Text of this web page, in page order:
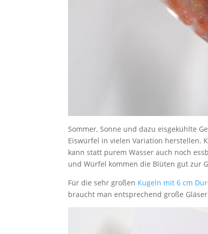
Sommer, Sonne und dazu eisgekühlte
Eiswürfel in vielen Variation herstellen.
kann statt purem Wasser auch noch
und Würfel kommen die Blüten gut zur
Für die sehr großen Kugeln mit 6 cm
braucht man entsprechend große